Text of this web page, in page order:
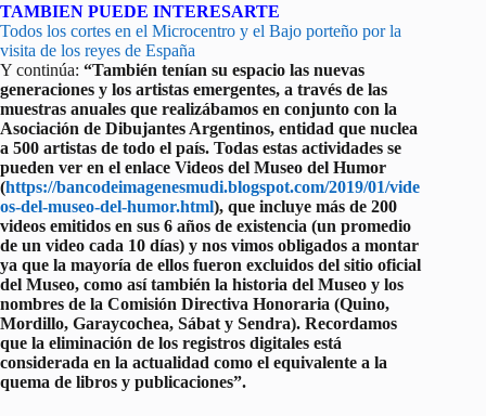
TAMBIEN PUEDE INTERESARTE
Todos los cortes en el Microcentro y el Bajo porteño por la
visita de los reyes de España
Y continúa: “También tenían su espacio las nuevas
generaciones y los artistas emergentes, a través de las
muestras anuales que realizábamos en conjunto con la
Asociación de Dibujantes Argentinos, entidad que nuclea
a 500 artistas de todo el país. Todas estas actividades se
pueden ver en el enlace Videos del Museo del Humor
(https://bancodeimagenesmudi.blogspot.com/2019/01/vide
os-del-museo-del-humor.html), que incluye más de 200
videos emitidos en sus 6 años de existencia (un promedio
de un video cada 10 días) y nos vimos obligados a montar
ya que la mayoría de ellos fueron excluidos del sitio oficial
del Museo, como así también la historia del Museo y los
nombres de la Comisión Directiva Honoraria (Quino,
Mordillo, Garaycochea, Sábat y Sendra). Recordamos
que la eliminación de los registros digitales está
considerada en la actualidad como el equivalente a la
quema de libros y publicaciones”.